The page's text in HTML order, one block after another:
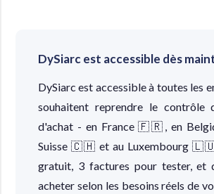
DySiarc est accessible dès
DySiarc est accessible à toutes les
souhaitent reprendre le contrôle
d'achat - en France 🇫🇷, en
Suisse 🇨🇭 et au Luxembourg
gratuit, 3 factures pour tester, et
acheter selon les besoins réels de